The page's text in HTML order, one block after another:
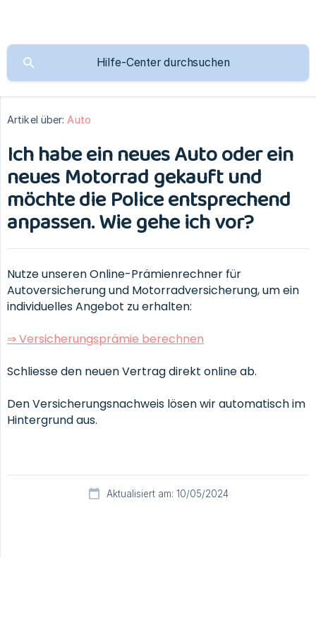
Artikel über: Auto
Ich habe ein neues Auto oder ein
neues Motorrad gekauft und
möchte die Police entsprechend
anpassen. Wie gehe ich vor?
Nutze unseren Online-Prämienrechner für
Autoversicherung und Motorradversicherung, um ein
individuelles Angebot zu erhalten:
⇒ Versicherungsprämie berechnen
Schliesse den neuen Vertrag direkt online ab.
Den Versicherungsnachweis lösen wir automatisch im
Hintergrund aus.
Aktualisiert am: 10/05/2024